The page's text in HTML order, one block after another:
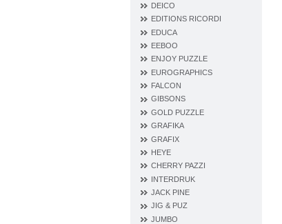
DEICO
EDITIONS RICORDI
EDUCA
EEBOO
ENJOY PUZZLE
EUROGRAPHICS
FALCON
GIBSONS
GOLD PUZZLE
GRAFIKA
GRAFIX
HEYE
CHERRY PAZZI
INTERDRUK
JACK PINE
JIG & PUZ
JUMBO